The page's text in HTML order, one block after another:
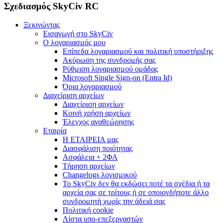
Σχεδιασμός SkyCiv RC
Ξεκινώντας
Εισαγωγή στο SkyCiv
Ο λογαριασμός μου
Επίπεδα λογαριασμού και πολιτική υποστήριξης
Ακύρωση της συνδρομής σας
Ρύθμιση λογαριασμού ομάδας
Microsoft Single Sign-on (Entra Id)
Όρια λογαριασμού
Διαχείριση αρχείων
Διαχείριση αρχείων
Κοινή χρήση αρχείων
Έλεγχος αναθεώρησης
Εταιρία
Η ΕΤΑΙΡΕΙΑ μας
Διασφάλιση ποιότητας
Ασφάλεια + 2ΦΑ
Τήρηση αρχείων
Changelogs λογισμικού
Το SkyCiv δεν θα εκδώσει ποτέ τα σχέδια ή τα
αρχεία σας σε τρίτους ή σε οποιονδήποτε άλλο
συνδρομητή χωρίς την άδειά σας
Πολιτική cookie
Λίστα υπο-επεξεργαστών